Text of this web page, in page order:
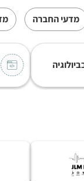
מדעי החברה